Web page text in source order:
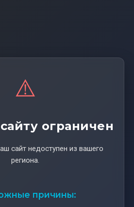
⚠️
ограничен
сайт недоступен из вашего
региона.
причины: